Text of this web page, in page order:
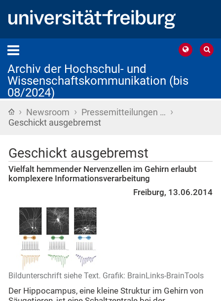
Archiv der Hochschul- und
Wissenschaftskommunikation (bis
08/2024)
Startseite
› Newsroom › Pressemitteilungen … ›
Geschickt ausgebremst
Geschickt ausgebremst
Vielfalt hemmender Nervenzellen im Gehirn erlaubt
komplexere Informationsverarbeitung
Freiburg, 13.06.2014
Bildunterschrift siehe Text. Grafik: BrainLinks-BrainTools
Der Hippocampus, eine kleine Struktur im Gehirn von